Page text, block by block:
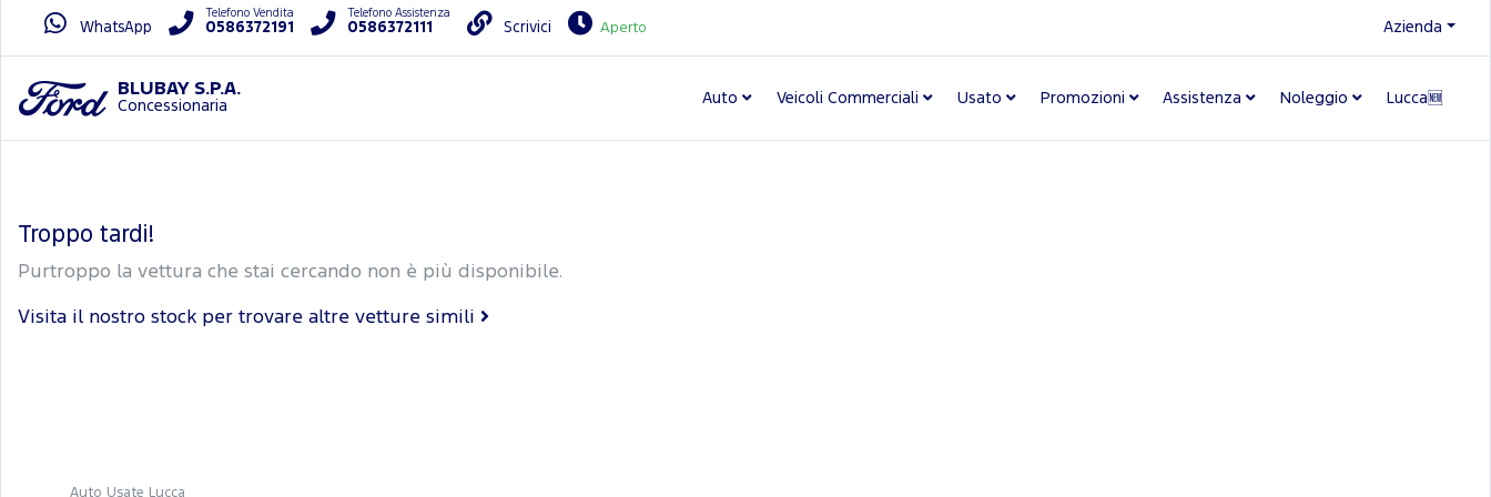
WhatsApp
Telefono Vendita
0586372191
Telefono Assistenza
0586372111 Scrivici Aperto Azienda
BLUBAY S.P.A.
Concessionaria Auto Veicoli Commerciali Usato Promozioni Assistenza Noleggio Lucca🆕
Troppo tardi!
Purtroppo la vettura che stai cercando non è più disponibile.
Visita il nostro stock per trovare altre vetture simili
Auto Usate Lucca